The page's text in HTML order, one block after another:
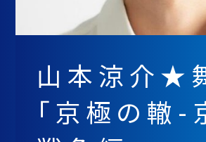
山本涼介★
「京極の轍-